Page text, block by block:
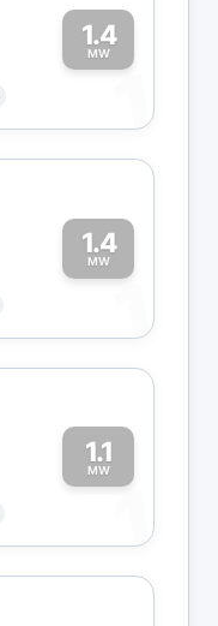
1.4
MW
1
1.4
MW
1
1.1
MW
1